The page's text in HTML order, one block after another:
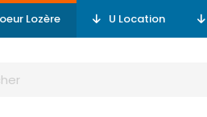
Lozère U Location